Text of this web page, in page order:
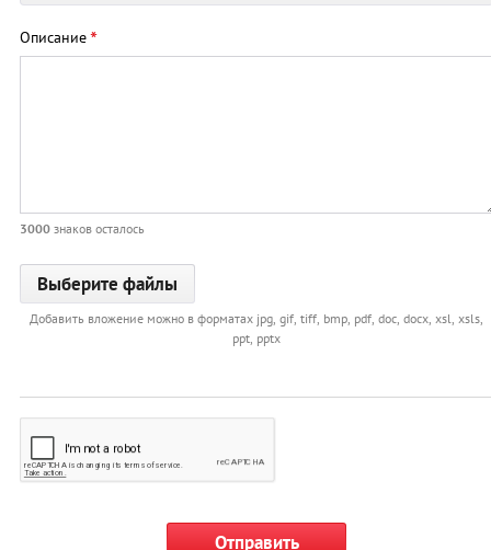
Описание*
3000 знаков осталось
Добавить вложение можно в форматах jpg, gif, tiff, bmp, pdf, doc, docx, xsl, xsls,
ppt, pptx